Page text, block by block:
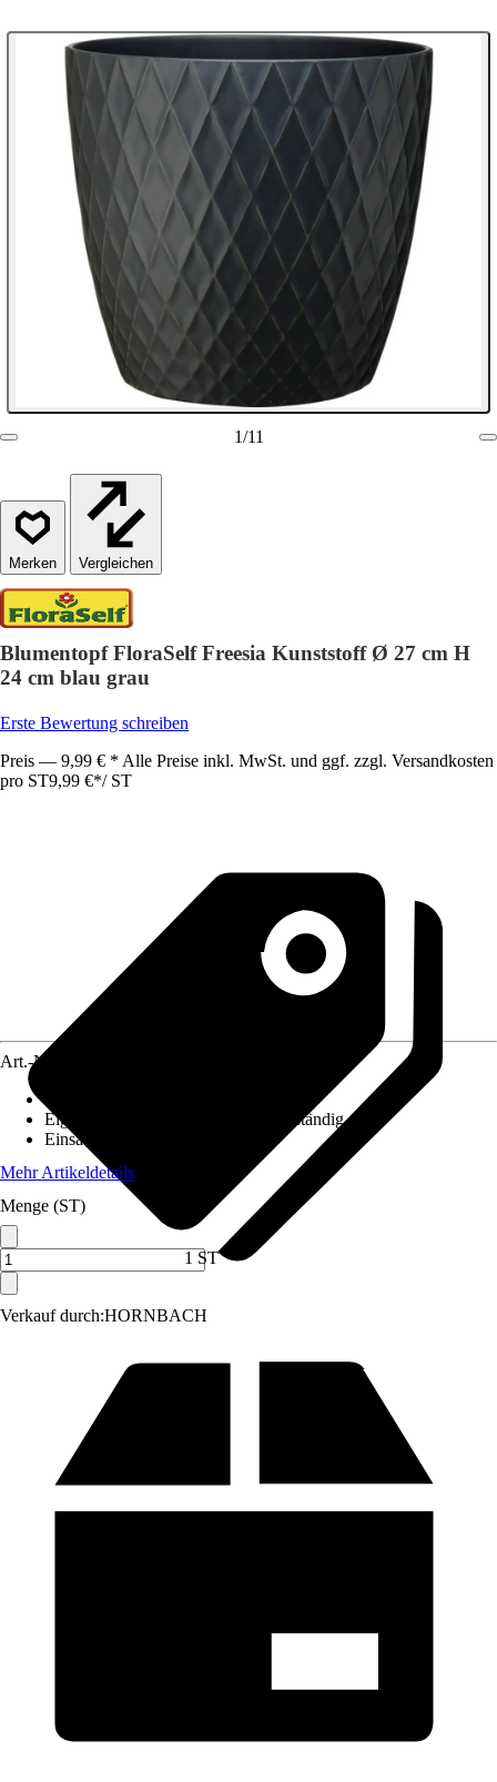
1/11
Vergleichen
Blumentopf FloraSelf Freesia Kunststoff Ø 27 cm H
24 cm blau grau
Erste Bewertung schreiben
Preis — 9,99 € * Alle Preise inkl. MwSt. und ggf. zzgl. Versandkosten
pro ST9,99 €*/ ST
Verkauf durch:HORNBACH
Art.-Nr.
Eigenschaft
Frostbeständig, UV-beständig
Einsatzbereich
Mehr Artikeldetails
Menge (ST)
1 ST